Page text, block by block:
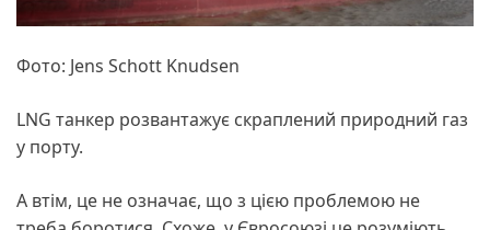
Фото: Jens Schott Knudsen
LNG танкер розвантажує скраплений природний газ
у порту.
А втім, це не означає, що з цією проблемою не